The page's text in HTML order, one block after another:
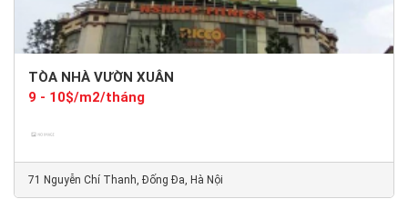
TÒA NHÀ VƯỜN XUÂN
9 - 10$/m2/tháng
71 Nguyễn Chí Thanh, Đống Đa, Hà Nội